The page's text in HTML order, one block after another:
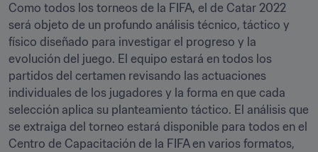
Como todos los torneos de la FIFA, el de Catar 2022
será objeto de un profundo análisis técnico, táctico y
físico diseñado para investigar el progreso y la
evolución del juego. El equipo estará en todos los
partidos del certamen revisando las actuaciones
individuales de los jugadores y la forma en que cada
selección aplica su planteamiento táctico. El análisis que
se extraiga del torneo estará disponible para todos en el
Centro de Capacitación de la FIFA en varios formatos,